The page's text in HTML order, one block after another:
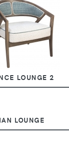
LOUNGE 2
LOUNGE